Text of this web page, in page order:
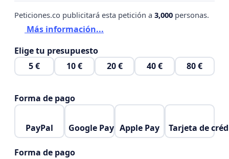
Peticiones.co publicitará esta petición a 3,000 personas.
Más información...
Elige tu presupuesto
5 €
10 € 20 € 40 € 80 €
Forma de pago
PayPal Google Pay Apple Pay Tarjeta de
Forma de pago